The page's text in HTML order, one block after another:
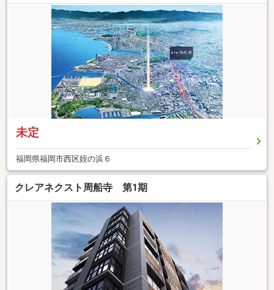
未定
福岡県福岡市西区姪の浜６
クレアネクスト周船寺 第1期